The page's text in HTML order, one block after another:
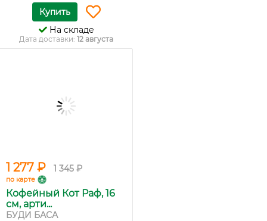
Купить
На складе
Дата доставки: 12 августа
1 277 ₽ 1 345 ₽
по карте
Кофейный Кот Раф, 16
см, арти...
БУДИ БАСА